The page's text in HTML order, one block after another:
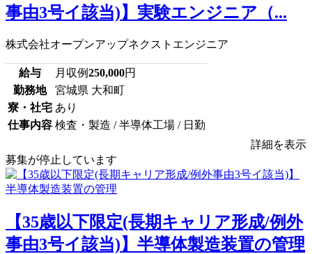
事由3号イ該当)】実験エンジニア（...
株式会社オープンアップネクストエンジニア
給与 月収例250,000円
勤務地
宮城県 大和町
寮・社宅 あり
仕事内容 検査・製造 / 半導体工場 / 日勤
詳細を表示
募集が停止しています
【35歳以下限定(長期キャリア形成/例外
事由3号イ該当)】半導体製造装置の管理